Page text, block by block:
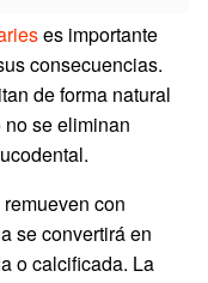
es importante
consecuencias.
de forma natural
se eliminan
con
se convertirá en
o calcificada. La